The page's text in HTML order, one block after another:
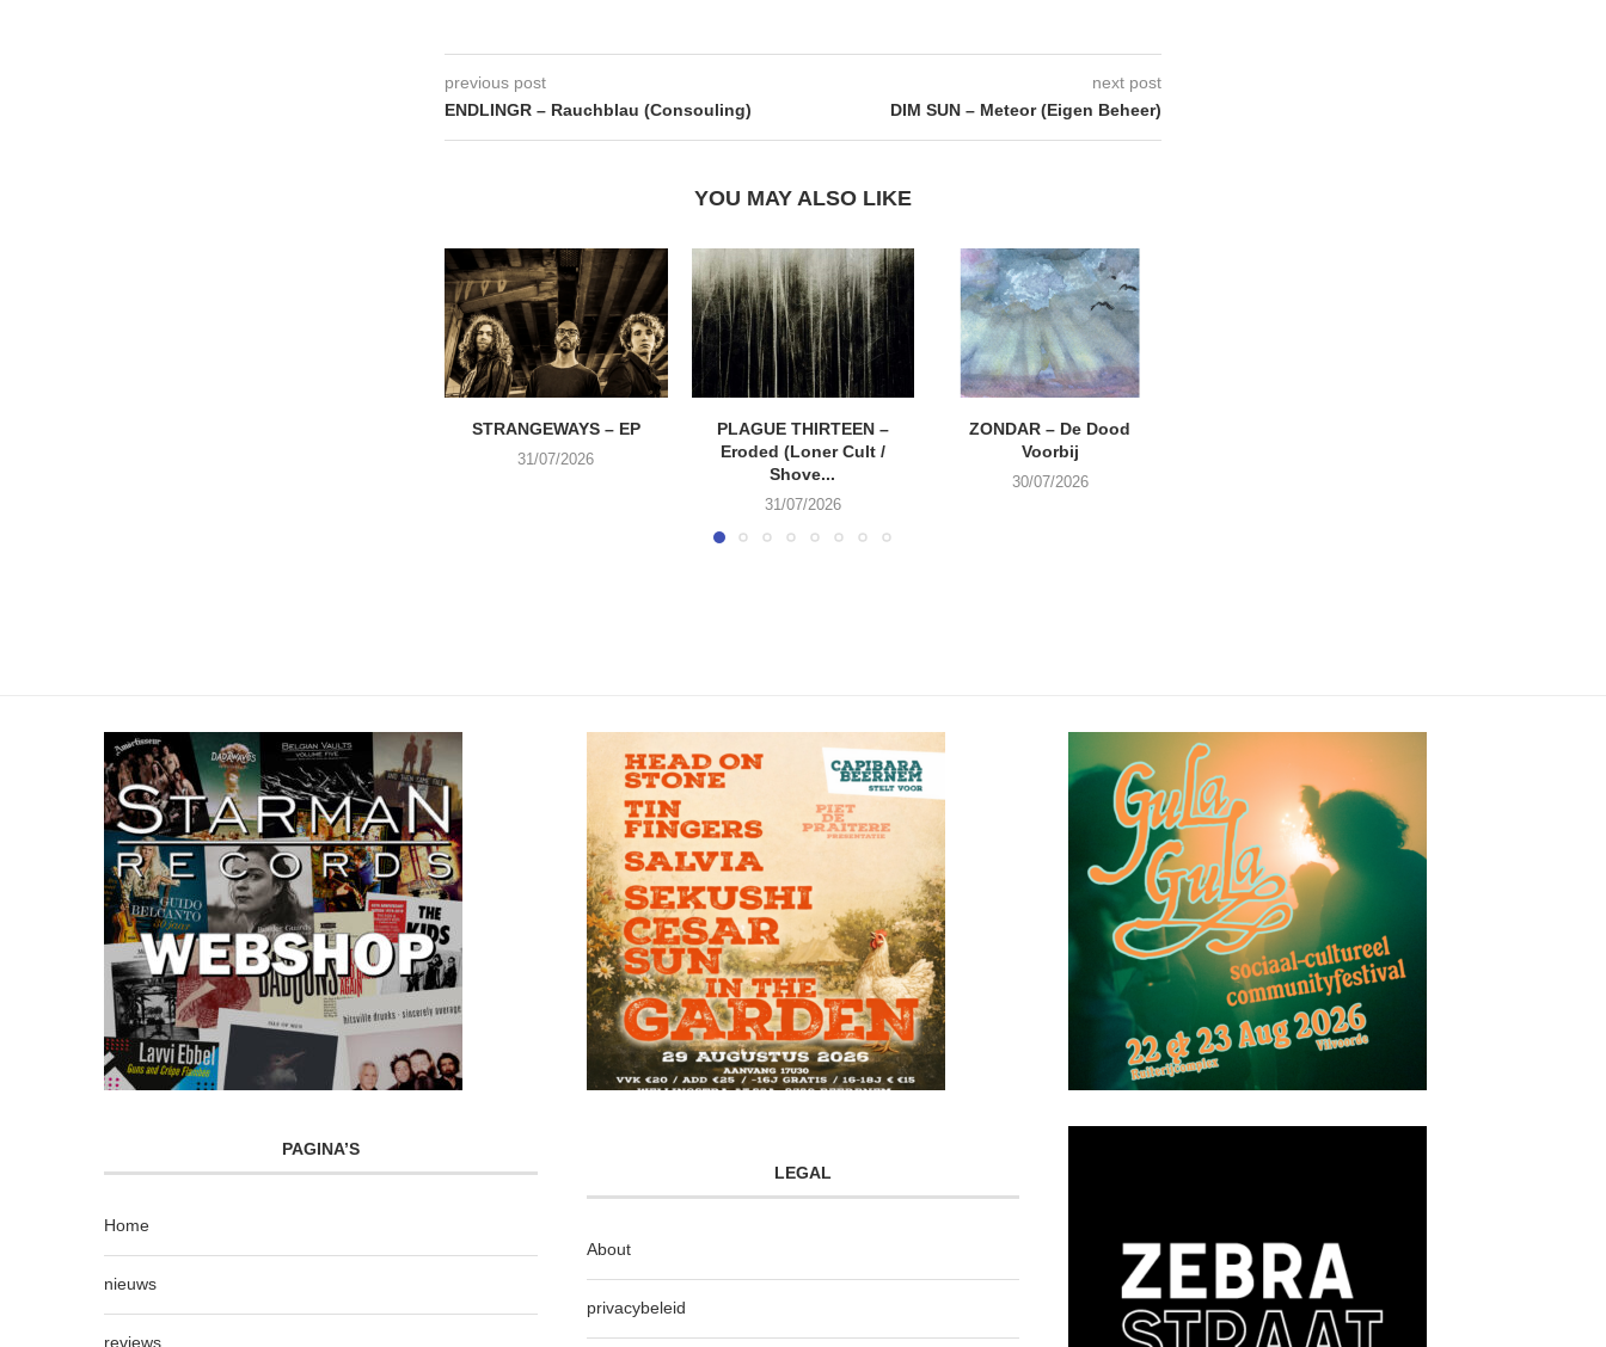
previous post
ENDLINGR – Rauchblau (Consouling)
next post
DIM SUN – Meteor (Eigen Beheer)
YOU MAY ALSO LIKE
STRANGEWAYS – EP
31/07/2026
PLAGUE THIRTEEN –
Eroded (Loner Cult /
Shove...
31/07/2026
ZONDAR – De Dood
Voorbij
30/07/2026
PAGINA’S
Home
nieuws
reviews
LEGAL
About
privacybeleid